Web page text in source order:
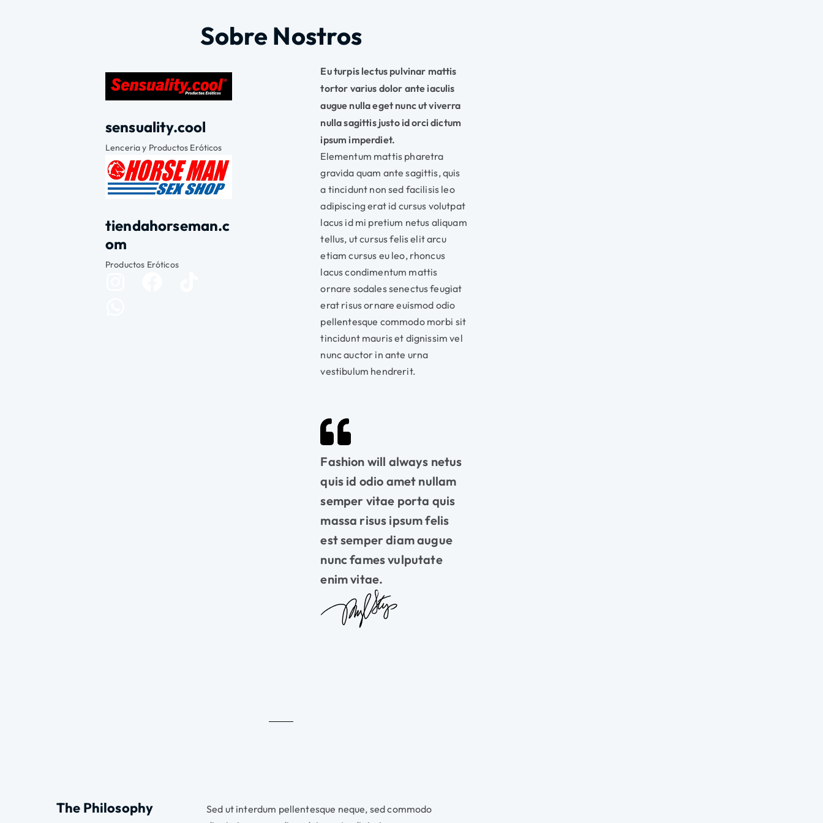
Sobre Nostros
sensuality.cool
Lenceria y Productos Eróticos
tiendahorseman.c
om
Productos Eróticos
Eu turpis lectus pulvinar mattis
tortor varius dolor ante iaculis
augue nulla eget nunc ut viverra
nulla sagittis justo id orci dictum
ipsum imperdiet.
Elementum mattis pharetra
gravida quam ante sagittis, quis
a tincidunt non sed facilisis leo
adipiscing erat id cursus volutpat
lacus id mi pretium netus aliquam
tellus, ut cursus felis elit arcu
etiam cursus eu leo, rhoncus
lacus condimentum mattis
ornare sodales senectus feugiat
erat risus ornare euismod odio
pellentesque commodo morbi sit
tincidunt mauris et dignissim vel
nunc auctor in ante urna
vestibulum hendrerit.
Fashion will always netus
quis id odio amet nullam
semper vitae porta quis
massa risus ipsum felis
est semper diam augue
nunc fames vulputate
enim vitae.
The Philosophy
Sed ut interdum pellentesque neque, sed commodo